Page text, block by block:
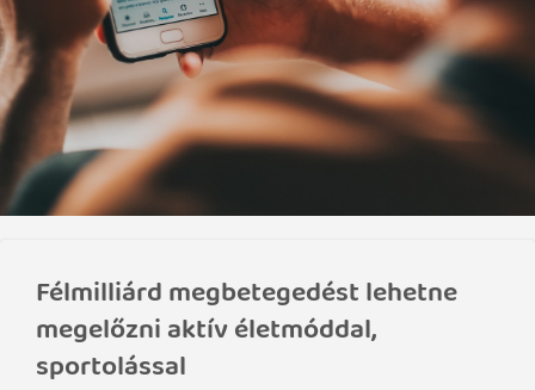
Félmilliárd megbetegedést lehetne
megelőzni aktív életmóddal,
sportolással